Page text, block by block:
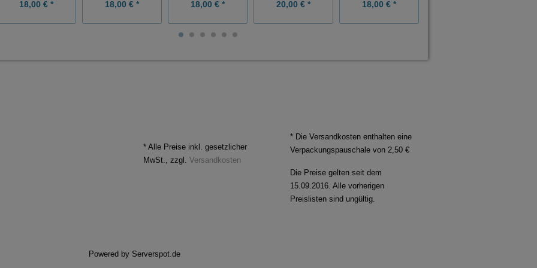
18,00 € * 18,00 € * 18,00 € * 20,00 € * 18,00 € *
* Alle Preise inkl. gesetzlicher
MwSt., zzgl. Versandkosten
* Die Versandkosten enthalten eine
Verpackungspauschale von 2,50 €
Die Preise gelten seit dem
15.09.2016. Alle vorherigen
Preislisten sind ungültig.
Powered by Serverspot.de